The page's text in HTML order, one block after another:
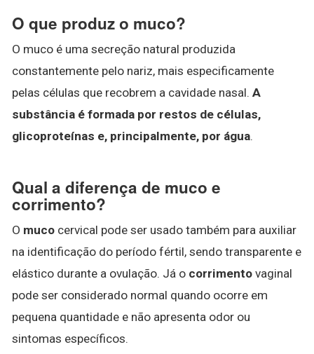
O que produz o muco?
O muco é uma secreção natural produzida
constantemente pelo nariz, mais especificamente
pelas células que recobrem a cavidade nasal. A
substância é formada por restos de células,
glicoproteínas e, principalmente, por água.
Qual a diferença de muco e
corrimento?
O muco cervical pode ser usado também para auxiliar
na identificação do período fértil, sendo transparente e
elástico durante a ovulação. Já o corrimento vaginal
pode ser considerado normal quando ocorre em
pequena quantidade e não apresenta odor ou
sintomas específicos.